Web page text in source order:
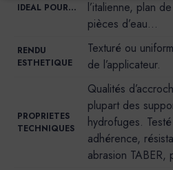
IDEAL POUR…
l’italienne, plan
pièces d’eau…
RENDU
ESTHETIQUE
Texturé ou
de l’applicateur.
PROPRIETES
TECHNIQUES
Qualités
plupart des
hydrofuges.
adhérence,
abrasion TABER,